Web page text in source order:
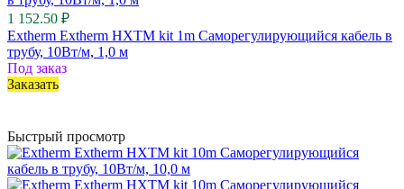
1 152.50 ₽
Extherm Extherm HXTM kit 1m Саморегулирующийся кабель в
трубу, 10Вт/м, 1,0 м
Под заказ
Заказать
Быстрый просмотр